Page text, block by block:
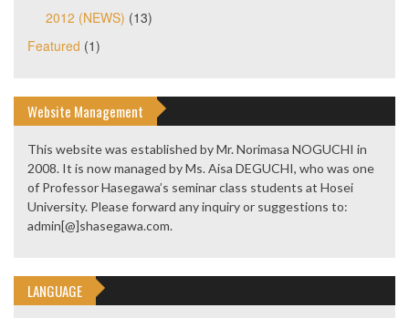
2012 (NEWS) (13)
Featured (1)
Website Management
This website was established by Mr. Norimasa NOGUCHI in
2008. It is now managed by Ms. Aisa DEGUCHI, who was one
of Professor Hasegawa’s seminar class students at Hosei
University. Please forward any inquiry or suggestions to:
admin[@]shasegawa.com.
LANGUAGE